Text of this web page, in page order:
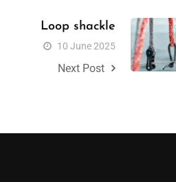
Loop shackle
10 June 2025
Next Post